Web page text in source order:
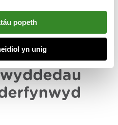
popeth
yn unig
Cwmni Cynhyrchu
NNB (HPC)
Cyfyngedig